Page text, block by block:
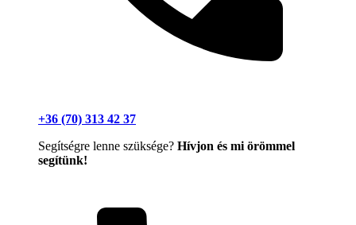
+36 (70) 313 42 37
Segítségre lenne szüksége? Hívjon és mi örömmel
segítünk!